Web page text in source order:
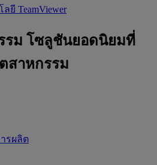
ยี TeamViewer
รม โซลูชันยอดนิยมที่
สาหกรรม
รผลิต